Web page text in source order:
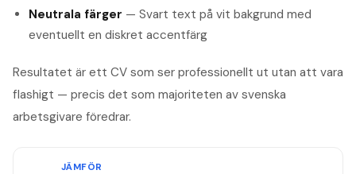
Neutrala färger — Svart text på vit bakgrund med
eventuellt en diskret accentfärg
Resultatet är ett CV som ser professionellt ut utan att vara
flashigt — precis det som majoriteten av svenska
arbetsgivare föredrar.
JÄMFÖR